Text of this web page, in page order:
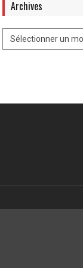
Archives